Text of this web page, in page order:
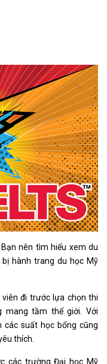
nên tìm hiểu xem du
bị hành trang du học Mỹ
viên đi trước lựa chọn thi
mang tầm thế giới. Với
các suất học bổng cũng
thích.
các trường Đại học Mỹ